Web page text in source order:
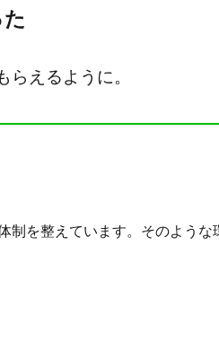
えるように。
制を整えています。そのよう